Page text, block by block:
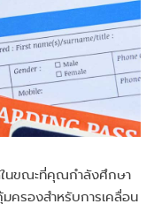
ในขณะที่คุณกำลังศึกษา
ครองสำหรับการเคลื่อน